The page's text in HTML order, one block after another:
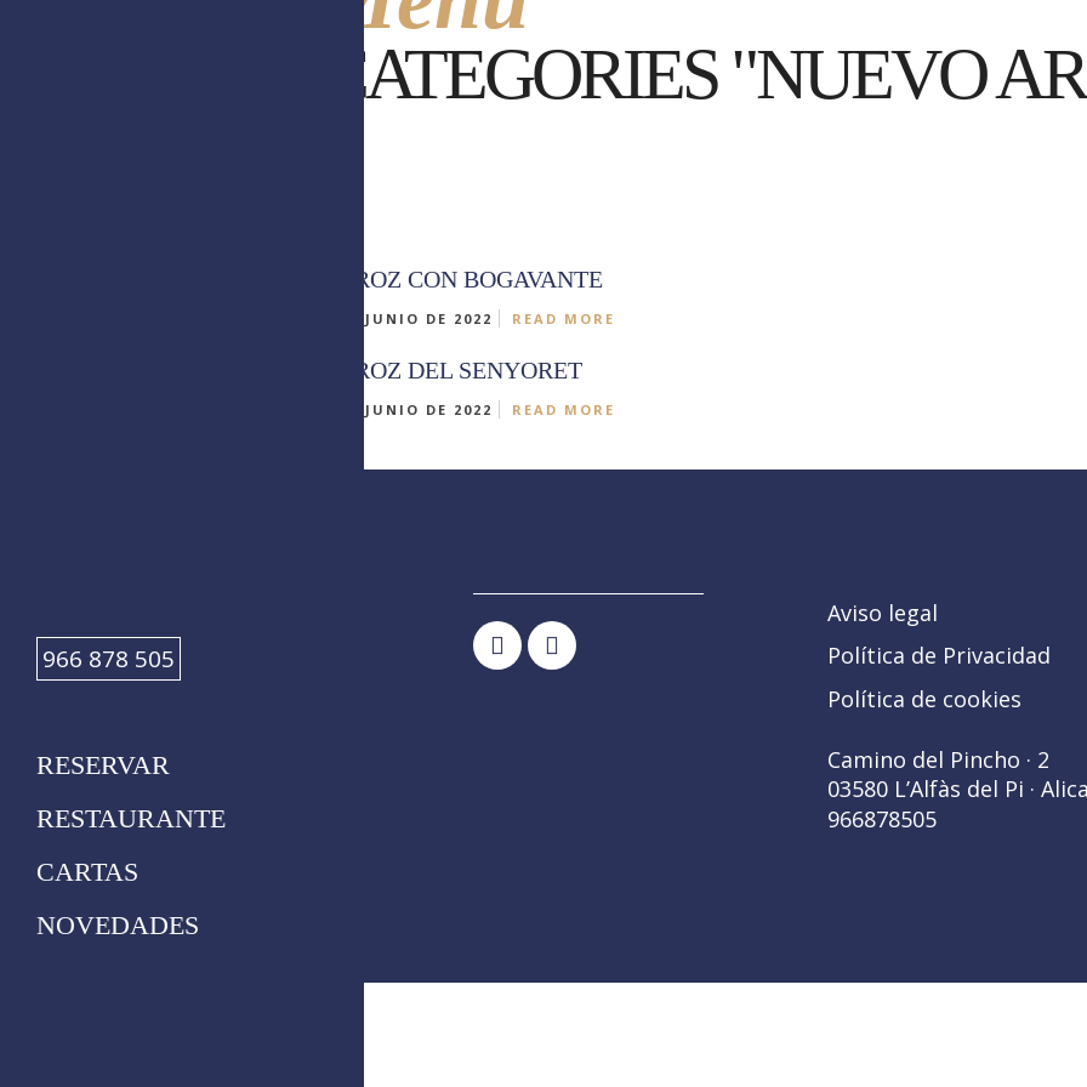
966 878 505
RESERVAR
RESTAURANTE
CARTAS
NOVEDADES
CATEGORIES "NUEVO
ARROZ CON BOGAVANTE
1 DE JUNIO DE 2022 READ MORE
ARROZ DEL SENYORET
1 DE JUNIO DE 2022 READ MORE
Aviso legal
Política de Privacidad
Política de cookies
Camino del Pincho · 2
03580 L’Alfàs del Pi ·
966878505